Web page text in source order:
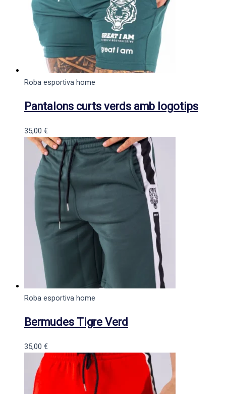
Roba esportiva home
Pantalons curts verds amb logotips
35,00 €
Roba esportiva home
Bermudes Tigre Verd
35,00 €